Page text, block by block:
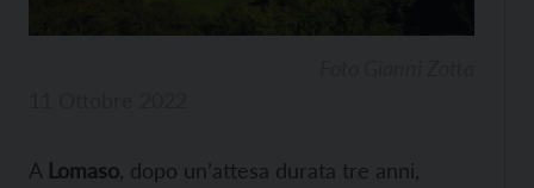
A Lomaso , dopo un’attesa durata tre anni,